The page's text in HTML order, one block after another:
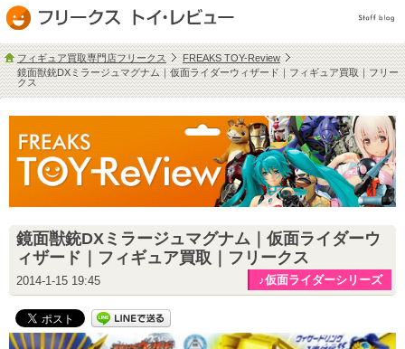
フィギュア買取専門店フリークス
FREAKS TOY-Review
鏡面獣銃DXミラージュマグナム｜仮面ライダーウィザード｜フィギュア買取｜フリー
クス
鏡面獣銃DXミラージュマグナム｜仮面ライダーウ
ィザード｜フィギュア買取｜フリークス
2014-1-15 19:45 ♪仮面ライダーシリーズ